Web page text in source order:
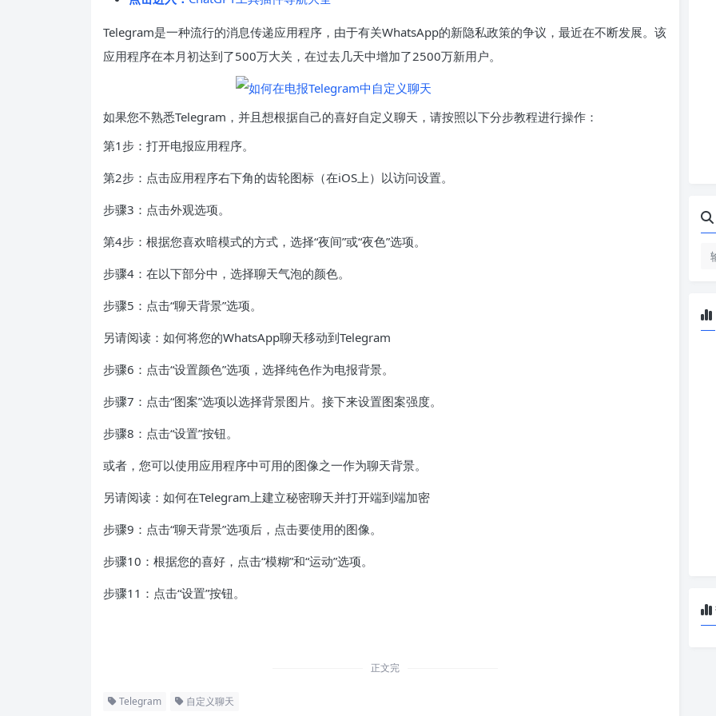
Telegram是一种流行的消息传递应用程序，由于有关WhatsApp的新隐私政策的争议，最近在不断发展。该
应用程序在本月初达到了500万大关，在过去几天中增加了2500万新用户。
如果您不熟悉Telegram，并且想根据自己的喜好自定义聊天，请按照以下分步教程进行操作：
第1步：打开电报应用程序。
第2步：点击应用程序右下角的齿轮图标（在iOS上）以访问设置。
步骤3：点击外观选项。
第4步：根据您喜欢暗模式的方式，选择“夜间”或“夜色”选项。
步骤4：在以下部分中，选择聊天气泡的颜色。
步骤5：点击“聊天背景”选项。
另请阅读：如何将您的WhatsApp聊天移动到Telegram
步骤6：点击“设置颜色”选项，选择纯色作为电报背景。
步骤7：点击“图案”选项以选择背景图片。接下来设置图案强度。
步骤8：点击“设置”按钮。
或者，您可以使用应用程序中可用的图像之一作为聊天背景。
另请阅读：如何在Telegram上建立秘密聊天并打开端到端加密
步骤9：点击“聊天背景”选项后，点击要使用的图像。
步骤10：根据您的喜好，点击“模糊”和“运动”选项。
步骤11：点击“设置”按钮。
正文完
Telegram 自定义聊天